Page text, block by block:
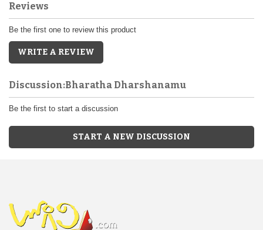
Reviews
Be the first one to review this product
WRITE A REVIEW
Discussion:Bharatha Dharshanamu
Be the first to start a discussion
START A NEW DISCUSSION